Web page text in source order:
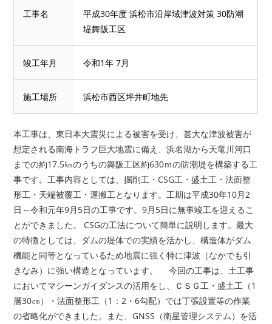
工事名
平成30年度 浜松市沿岸域津波対策 30防潮
堤舞阪工区
竣工年月 令和1年 7月
施工場所 浜松市西区坪井町地先
本工事は、東日本大震災による被害を受け、甚大な津波被害が
想定される南海トラフ巨大地震に備え、浜名湖から天竜川河口
までの約17.5㎞のうちの舞阪工区約630ｍの防潮堤を構築する工
事です。工事内容としては、掘削工・CSG工・盛土工・法面整
形工・天端被覆工・運搬工となります。工期は平成30年10月2
日～令和元年9月5日の工事です。9月5日に無事竣工を迎えるこ
とができました。 CSGの工法について簡単に説明します。最大
の特徴としては、ダムの堤体での実績を活かし、構造体がダム
機能と同等となっているため地震に強く特に津波（なかでも引
きなみ）に強い構造となっています。 今回の工事は、土工事
においてマシーンガイダンスの活用をし、ＣＳＧ工・盛土工（1
層30㎝）・法面整形工（1：2・6勾配）では丁張設置等の作業
の省略化ができました。また、GNSS（衛星管理システム）を活